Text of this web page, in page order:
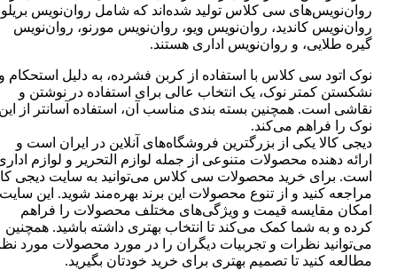
روان‌نویس‌های سی کلاس تولید شده‌اند که شامل روان‌نویس
روان‌نویس کاندید، روان‌نویس ویو، روان‌نویس مورنو، روان‌نویس
گیره طلایی، و روان‌نویس اداری هستند.
نوک اتود سی کلاس با استفاده از کربن فشرده، به دلیل استحکام
نشکستن کمتر نوک، یک انتخاب عالی برای استفاده در نوشتن و
نقاشی است. همچنین بسته بندی مناسب آن، استفاده آسانتر از
نوک را فراهم می‌کند.
دیجی کالا یکی از بزرگترین فروشگاه‌های آنلاین در ایران است و
ارائه دهنده محصولات متنوعی از جمله لوازم التحریر و لوازم
است. برای خرید محصولات سی کلاس می‌توانید به سایت دیجی
مراجعه کنید و از تنوع محصولات این برند بهره‌مند شوید. این سایت
امکان مقایسه قیمت و ویژگی‌های مختلف محصولات را فراهم
کرده و به شما کمک می‌کند تا انتخاب بهتری داشته باشید. همچنین
می‌توانید نظرات و تجربیات دیگران را در مورد محصولات مورد
مطالعه کنید تا تصمیم بهتری برای خرید خودتان بگیرید.